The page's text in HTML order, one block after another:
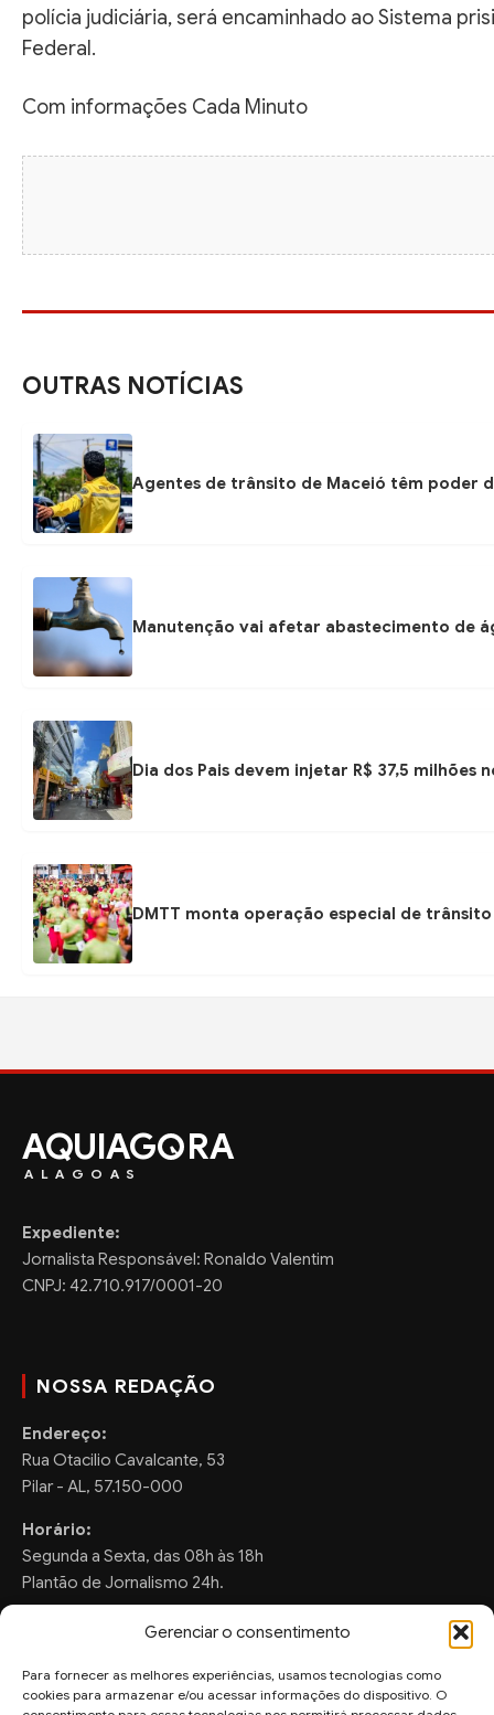
Gerenciar o consentimento
Para fornecer as melhores experiências, usamos tecnologias como
cookies para armazenar e/ou acessar informações do dispositivo. O
polícia judiciária, será encaminhado ao Sistema
Federal.
Com informações Cada Minuto
OUTRAS NOTÍCIAS
Agentes de trânsito de Maceió têm poder
Manutenção vai afetar abastecimento de
Dia dos Pais devem injetar R$ 37,5 milhões
DMTT monta operação especial de
AQUIAG RA
ALAGOAS
Expediente:
Jornalista Responsável: Ronaldo Valentim
CNPJ: 42.710.917/0001-20
NOSSA REDAÇÃO
Endereço:
Rua Otacilio Cavalcante, 53
Pilar - AL, 57.150-000
Horário:
Segunda a Sexta, das 08h às 18h
Plantão de Jornalismo 24h.
FALE CONOSCO